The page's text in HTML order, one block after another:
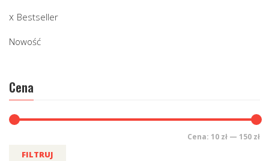
Bestseller
Nowość
Cena
FILTRUJ
Cena: 10 zł — 150 zł